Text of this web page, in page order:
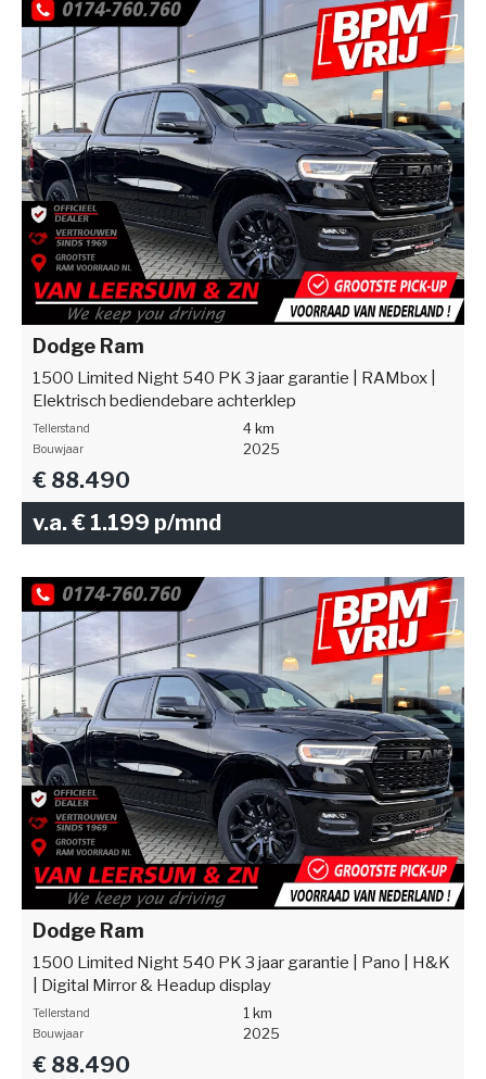
Dodge Ram
1500 Limited Night 540 PK 3 jaar garantie | RAMbox |
Elektrisch bediendebare achterklep
Tellerstand 4 km
Bouwjaar 2025
€ 88.490
v.a. € 1.199 p/mnd
Dodge Ram
1500 Limited Night 540 PK 3 jaar garantie | Pano | H&K
| Digital Mirror & Headup display
Tellerstand 1 km
Bouwjaar 2025
€ 88.490